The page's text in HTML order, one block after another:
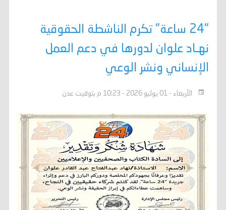
"24 ساعة" تكرم الناشطة الحقوقية
نهـاد علوان لدورها في دعم العمل
الإنساني ونشر الوعي
الأربعاء - 01 يوليو 2026 - 10:23 م بتوقيت عدن